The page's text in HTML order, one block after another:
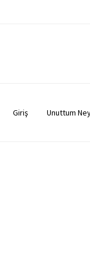
Giriş Unuttum